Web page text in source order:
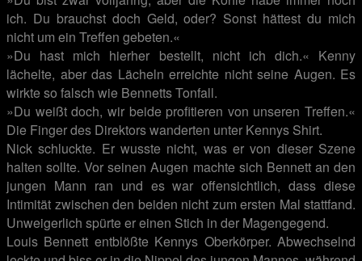
ich. Du brauchst doch Geld, oder? Sonst hättest du mich
nicht um ein Treffen gebeten.«
»Du hast mich hierher bestellt, nicht ich dich.« Kenny
lächelte, aber das Lächeln erreichte nicht seine Augen. Es
wirkte so falsch wie Bennetts Tonfall.
»Du weißt doch, wir beide profitieren von unseren Treffen.«
Die Finger des Direktors wanderten unter Kennys Shirt.
Nick schluckte. Er wusste nicht, was er von dieser Szene
halten sollte. Vor seinen Augen machte sich Bennett an den
jungen Mann ran und es war offensichtlich, dass diese
Intimität zwischen den beiden nicht zum ersten Mal stattfand.
Unweigerlich spürte er einen Stich in der Magengegend.
Louis Bennett entblößte Kennys Oberkörper. Abwechselnd